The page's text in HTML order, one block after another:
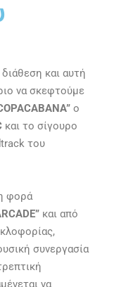
και αυτή
να σκεφτούμε
ο
και το σίγουρο
του
φορά
και από
συνεργασία
να